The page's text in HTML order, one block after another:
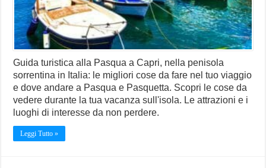
Guida turistica alla Pasqua a Capri, nella penisola
sorrentina in Italia: le migliori cose da fare nel tuo viaggio
e dove andare a Pasqua e Pasquetta. Scopri le cose da
vedere durante la tua vacanza sull'isola. Le attrazioni e i
luoghi di interesse da non perdere.
Leggi Tutto »